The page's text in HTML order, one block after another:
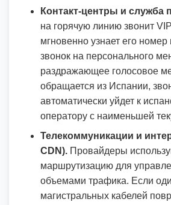
Контакт-центры и служба
на горячую линию звонит
мгновенно узнает его номер
звонок на персонального
раздражающее голосовое
обращается из Испании,
автоматически уйдет к
оператору с наименьшей
Телекоммуникации и
CDN). Провайдеры
маршрутизацию для
объемами трафика. Если
магистральных кабелей